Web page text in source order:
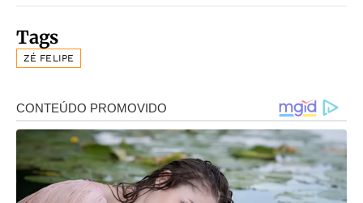
Tags
ZÉ FELIPE